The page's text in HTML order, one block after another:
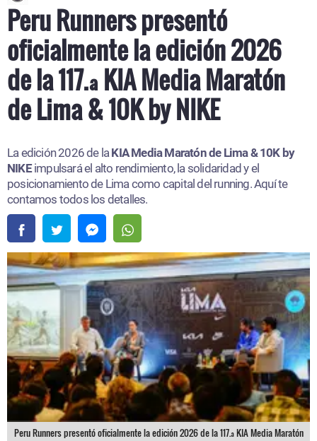
Peru Runners presentó
oficialmente la edición 2026
de la 117.ª KIA Media Maratón
de Lima & 10K by NIKE
La edición 2026 de la KIA Media Maratón de Lima & 10K by
NIKEimpulsará el alto rendimiento, la solidaridad y el
posicionamiento de Lima como capital del running. Aquí te
contamos todos los detalles.
Peru Runners presentó oficialmente la edición 2026 de la 117.ª KIA Media Maratón